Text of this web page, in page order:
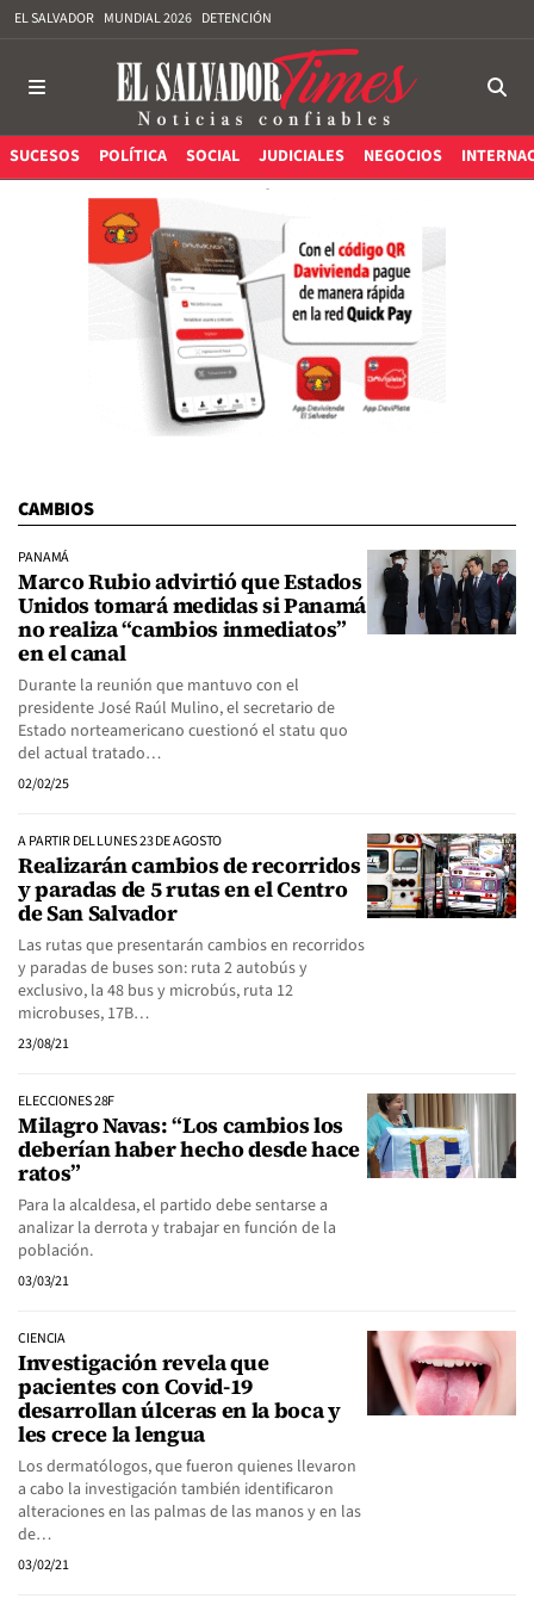
EL SALVADOR MUNDIAL 2026 DETENCIÓN
SUCESOS POLÍTICA SOCIAL JUDICIALES NEGOCIOS
CAMBIOS
PANAMÁ
Marco Rubio advirtió que Estados
Unidos tomará medidas si Panamá
no realiza “cambios inmediatos”
en el canal
Durante la reunión que mantuvo con el
presidente José Raúl Mulino, el secretario de
Estado norteamericano cuestionó el statu quo
del actual tratado…
02/02/25
A PARTIR DEL LUNES 23 DE AGOSTO
Realizarán cambios de recorridos
y paradas de 5 rutas en el Centro
de San Salvador
Las rutas que presentarán cambios en recorridos
y paradas de buses son: ruta 2 autobús y
exclusivo, la 48 bus y microbús, ruta 12
microbuses, 17B…
23/08/21
ELECCIONES 28F
Milagro Navas: “Los cambios los
deberían haber hecho desde hace
ratos”
Para la alcaldesa, el partido debe sentarse a
analizar la derrota y trabajar en función de la
población.
03/03/21
CIENCIA
Investigación revela que
pacientes con Covid-19
desarrollan úlceras en la boca y
les crece la lengua
Los dermatólogos, que fueron quienes llevaron
a cabo la investigación también identificaron
alteraciones en las palmas de las manos y en las
de…
03/02/21